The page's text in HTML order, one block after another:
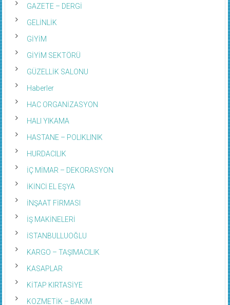
GAZETE – DERGİ
GELİNLİK
GİYİM
GİYİM SEKTÖRÜ
GÜZELLİK SALONU
Haberler
HAC ORGANİZASYON
HALI YIKAMA
HASTANE – POLIKLINIK
HURDACILIK
İÇ MİMAR – DEKORASYON
İKİNCİ EL EŞYA
İNŞAAT FİRMASI
İŞ MAKİNELERİ
İSTANBULLUOĞLU
KARGO – TAŞIMACILIK
KASAPLAR
KİTAP KIRTASİYE